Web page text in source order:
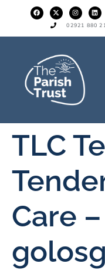
02921 880
TLC
Care